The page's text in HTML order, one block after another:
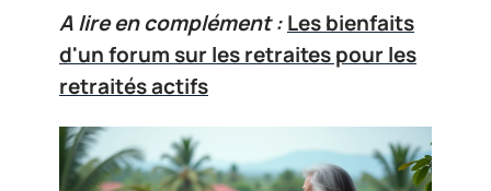
A lire en complément :Les bienfaits
d'un forum sur les retraites pour les
retraités actifs